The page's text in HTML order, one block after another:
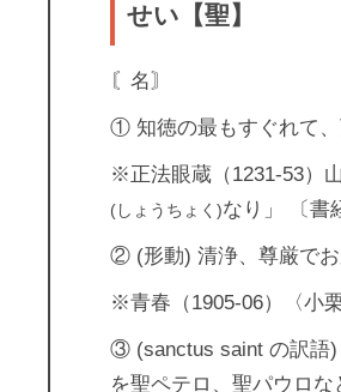
せい【聖】
〘名〙
① 知徳の最もすぐれて、
※正法眼蔵（1231‐53）
(しょうちょく)なり」 〔書
② (形動) 清浄、尊厳でお
※青春（1905‐06）〈小
③ (sanctus saint の訳語)
を聖ペテロ、聖パウロな